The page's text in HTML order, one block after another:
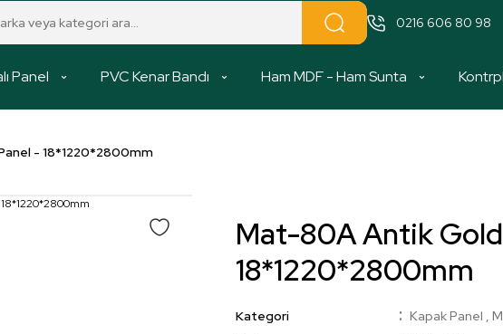
0216 606 80 98
Panel PVC Kenar Bandı Ham MDF - Ham Sunta
- 18*1220*2800mm
Mat-80A Antik
18*1220*2800mm
Kategori Kapak Panel ,